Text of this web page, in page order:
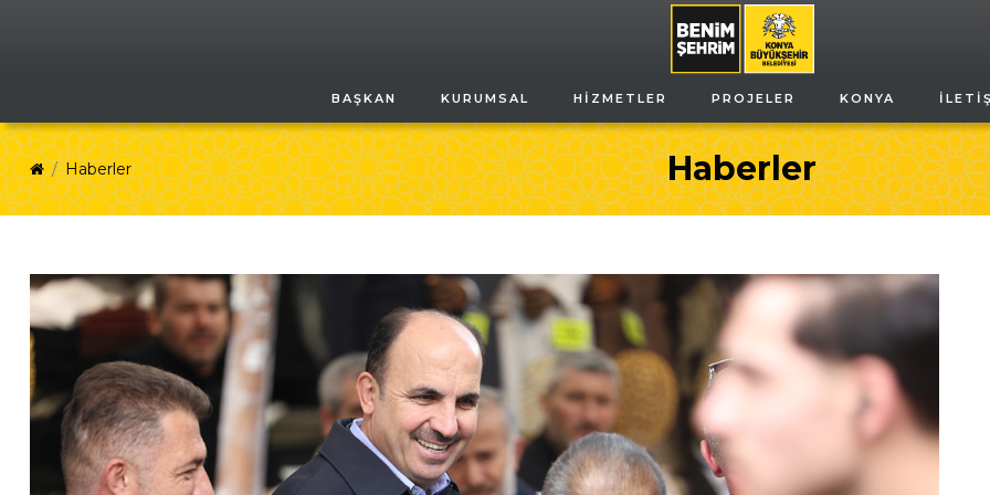
BAŞKAN KURUMSAL HIZMETLER PROJELER KONYA
Haberler
Haberler